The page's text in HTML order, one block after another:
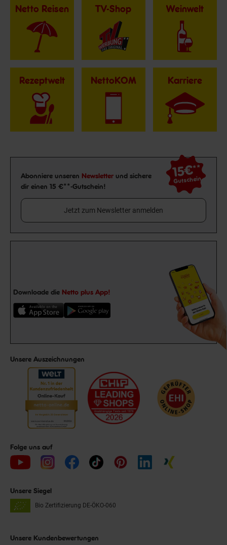
Netto Reisen TV-Shop Weinwelt
Rezeptwelt NettoKOM Karriere
Newsletter Anmeldung
Abonniere unseren Newsletter und sichere
dir einen 15 €**-Gutschein!
15€**
Gutschein
Jetzt zum Newsletter anmelden
Downloade die Netto plus App!
Unsere Auszeichnungen
Folge uns auf
Unsere Siegel
Bio Zertifizierung DE-ÖKO-060
Unsere Kundenbewertungen